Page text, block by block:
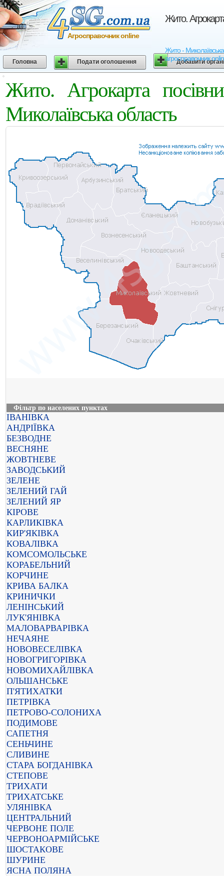
Жито.
Жито - Миколаївська
агросправочник
Агросправочник online
Головна Подати оголошення Добавити
Жито. Агрокарта
Миколаївська область
Фільтр по населених пунктах
ІВАНІВКА
АНДРІЇВКА
БЕЗВОДНЕ
ВЕСНЯНЕ
ЖОВТНЕВЕ
ЗАВОДСЬКИЙ
ЗЕЛЕНЕ
ЗЕЛЕНИЙ ГАЙ
ЗЕЛЕНИЙ ЯР
КІРОВЕ
КАРЛИКІВКА
КИР'ЯКІВКА
КОВАЛІВКА
КОМСОМОЛЬСЬКЕ
КОРАБЕЛЬНИЙ
КОРЧИНЕ
КРИВА БАЛКА
КРИНИЧКИ
ЛЕНІНСЬКИЙ
ЛУК'ЯНІВКА
МАЛОВАРВАРІВКА
НЕЧАЯНЕ
НОВОВЕСЕЛІВКА
НОВОГРИГОРІВКА
НОВОМИХАЙЛІВКА
ОЛЬШАНСЬКЕ
П'ЯТИХАТКИ
ПЕТРІВКА
ПЕТРОВО-СОЛОНИХА
ПОДИМОВЕ
САПЕТНЯ
СЕНЬЧИНЕ
СЛИВИНЕ
СТАРА БОГДАНІВКА
СТЕПОВЕ
ТРИХАТИ
ТРИХАТСЬКЕ
УЛЯНІВКА
ЦЕНТРАЛЬНИЙ
ЧЕРВОНЕ ПОЛЕ
ЧЕРВОНОАРМІЙСЬКЕ
ШОСТАКОВЕ
ШУРИНЕ
ЯСНА ПОЛЯНА